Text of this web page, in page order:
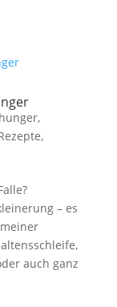
,
– es
auch ganz